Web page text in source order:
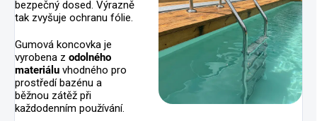
bezpečný dosed. Výrazně
tak zvyšuje ochranu fólie.
Gumová koncovka je
vyrobena z odolného
materiálu vhodného pro
prostředí bazénu a
běžnou zátěž při
každodenním používání.